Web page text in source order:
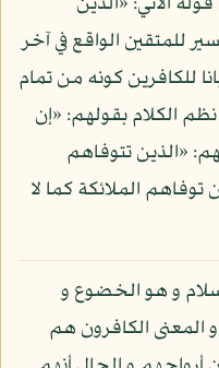
للمتقين الواقع في آخر
للكافرين كونه من تمام
الكلام بقولهم: «إن
«الذين تتوفاهم
توفاهم الملائكة كما لا
و هو الخضوع و
المعنى الكافرون هم